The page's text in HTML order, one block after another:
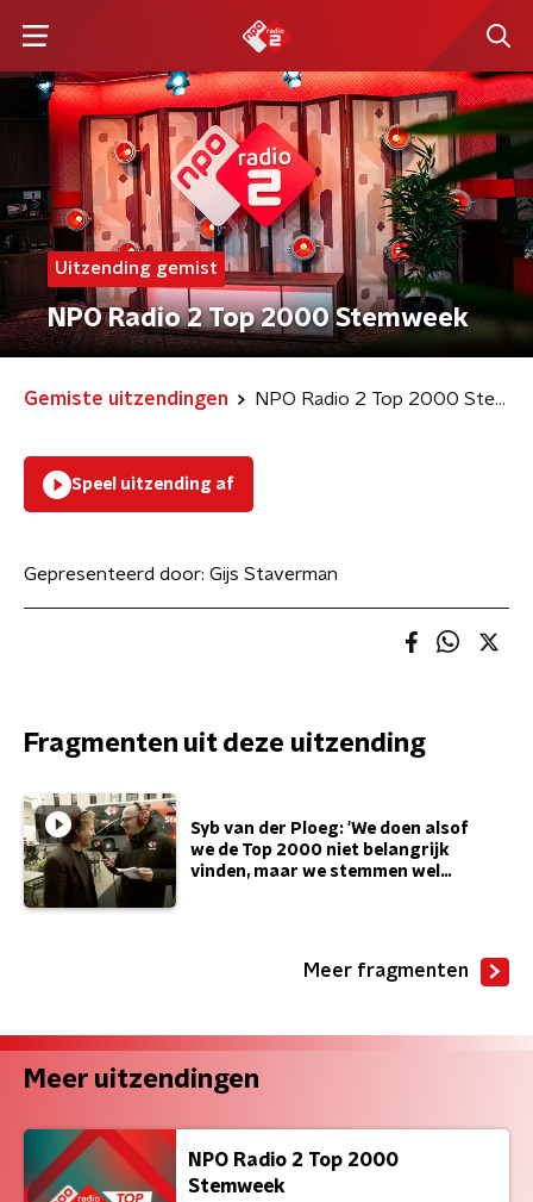
Uitzending gemist
NPO Radio 2 Top 2000 Stemweek
Gemiste uitzendingen NPO Radio 2 Top 2000 Stemweek
Speel uitzending af
Gepresenteerd door: Gijs Staverman
Fragmenten uit deze uitzending
Syb van der Ploeg: 'We doen alsof
we de Top 2000 niet belangrijk
vinden, maar we stemmen wel
Meer fragmenten
Meer uitzendingen
NPO Radio 2 Top 2000
Stemweek